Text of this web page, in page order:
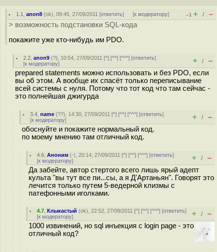
1.1 ,anon8 (ok), 09:45, 27/09/2011 [ответить] [к модератору] –1 + / –
> возможность подстановки SQL-кода
покажите уже кто-нибудь им PDO.
2.2 ,anon9 (?), 10:54, 27/09/2011 [^] [^^] [^^^] [ответить]
[к модератору] + / –
prepared statements можно использовать и без PDO, если
вы об этом. А вообще их спасёт только переписывание
всей системы с нуля. Потому что тот код что там сейчас -
это полнейшая джигурда
3.4 ,name (??), 14:30, 27/09/2011 [^] [^^] [^^^] [ответить]
[к модератору] + / –
обоснуйте и покажите нормальный код.
по моему мнению там отличный код.
4.6 ,Аноним (-), 20:14, 27/09/2011 [^] [^^] [^^^] [ответить]
[к модератору] + / –
Да забейте, автор стертого всего лишь ярый адепт
культа "вы тут все пи...сы, а я Д'Артаньян". Говорят это
лечится только путем 5-ведерной клизмы с
патефонными иголками.
4.7 ,Клыкастый (ok), 22:52, 27/09/2011 [^] [^^] [^^^] [ответить]
[к модератору] + / –
1000 извинений, но sql инъекция с login page - это
отличный код?